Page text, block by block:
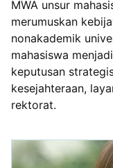
MWA unsur
merumuskan
nonakademik
mahasiswa
keputusan
kesejahteraan,
rektorat.